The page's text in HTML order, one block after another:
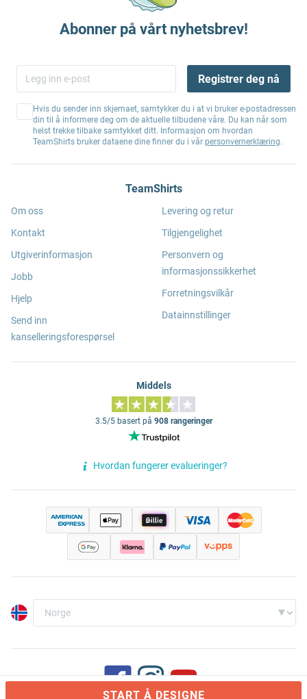
START Å DESIGNE
Abonner på vårt nyhetsbrev!
Registrer deg nå
Hvis du sender inn skjemaet, samtykker du i at vi bruker e-postadressen
din til å informere deg om de aktuelle tilbudene våre. Du kan når som
helst trekke tilbake samtykket ditt. Informasjon om hvordan
TeamShirts bruker dataene dine finner du i vår personvernerklæring.
TeamShirts
Om oss
Kontakt
Utgiverinformasjon
Jobb
Hjelp
Send inn
kanselleringsforespørsel
Levering og retur
Tilgjengelighet
Personvern og
informasjonssikkerhet
Forretningsvilkår
Datainnstillinger
Middels
3.5/5 basert på 908 rangeringer
Hvordan fungerer evalueringer?